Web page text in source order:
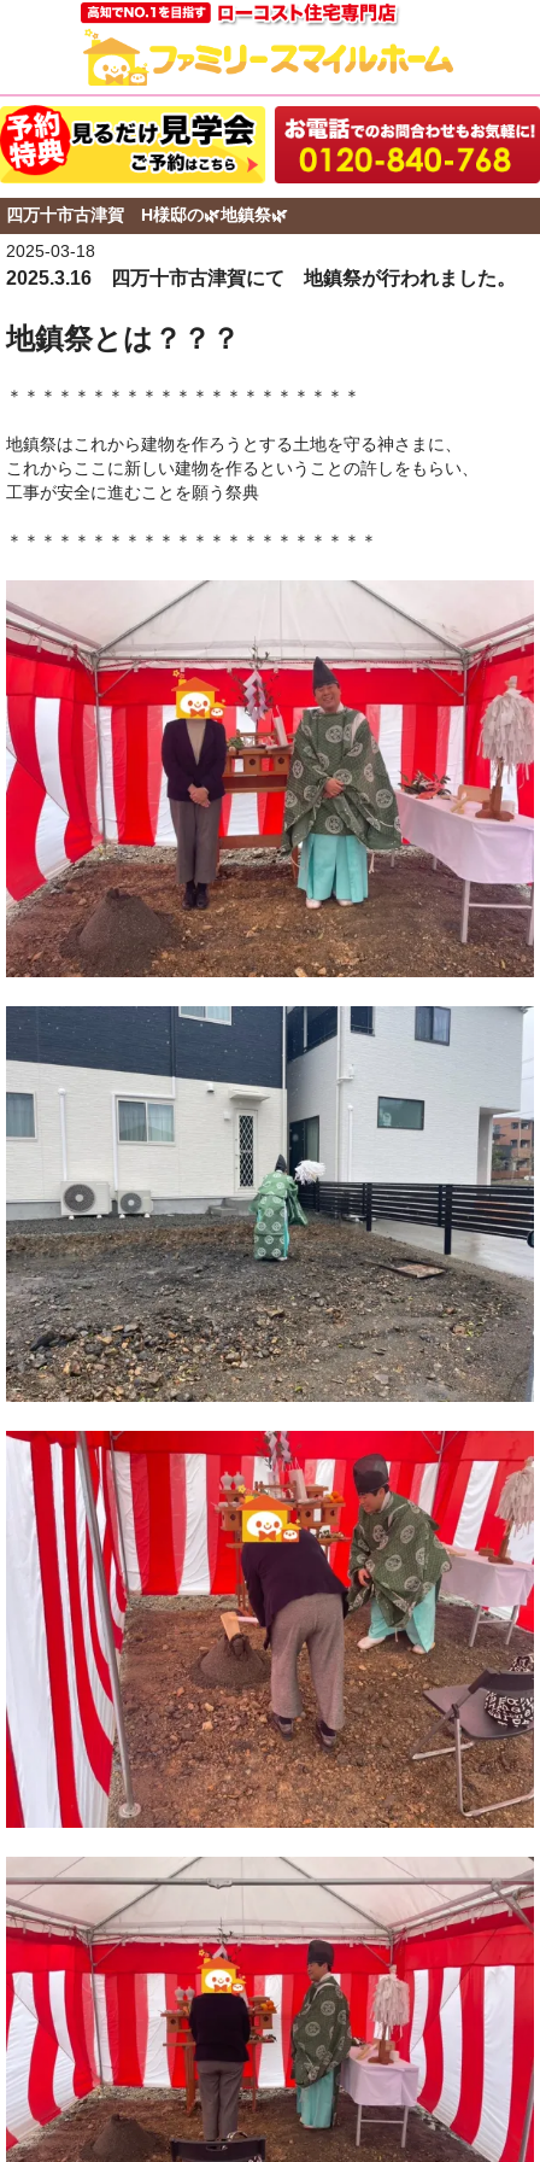
四万十市古津賀 H様邸の🌿地鎮祭🌿
2025-03-18
2025.3.16 四万十市古津賀にて 地鎮祭が行われました。
地鎮祭とは？？？
＊＊＊＊＊＊＊＊＊＊＊＊＊＊＊＊＊＊＊＊＊
地鎮祭はこれから建物を作ろうとする土地を守る神さまに、
これからここに新しい建物を作るということの許しをもらい、
工事が安全に進むことを願う祭典
＊＊＊＊＊＊＊＊＊＊＊＊＊＊＊＊＊＊＊＊＊＊